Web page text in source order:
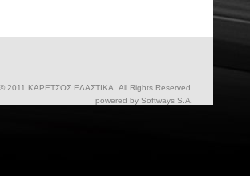
2011 ΚΑΡΕΤΣΟΣ ΕΛΑΣΤΙΚΑ. All Rights Reserved.
powered by Softways S.A.